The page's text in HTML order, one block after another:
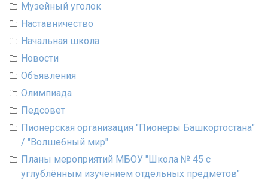
Музейный уголок
Наставничество
Начальная школа
Новости
Объявления
Олимпиада
Педсовет
Пионерская организация "Пионеры Башкортостана"
/ "Волшебный мир"
Планы мероприятий МБОУ "Школа № 45 с
углублённым изучением отдельных предметов"